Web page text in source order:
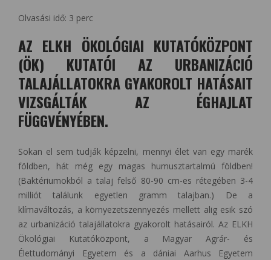
Olvasási idő: 3 perc
AZ ELKH ÖKOLÓGIAI KUTATÓKÖZPONT
(ÖK) KUTATÓI AZ URBANIZÁCIÓ
TALAJÁLLATOKRA GYAKOROLT HATÁSAIT
VIZSGÁLTÁK AZ ÉGHAJLAT
FÜGGVÉNYÉBEN.
Sokan el sem tudják képzelni, mennyi élet van egy marék
földben, hát még egy magas humusztartalmú földben!
(Baktériumokból a talaj felső 80-90 cm-es rétegében 3-4
milliót találunk egyetlen gramm talajban.) De a
klímaváltozás, a környezetszennyezés mellett alig esik szó
az urbanizáció talajállatokra gyakorolt hatásairól. Az ELKH
Ökológiai Kutatóközpont, a Magyar Agrár- és
Élettudományi Egyetem és a dániai Aarhus Egyetem